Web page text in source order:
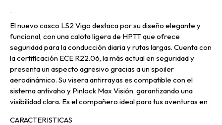
El nuevo casco LS2 Vigo destaca por su diseño elegante y
funcional, con una calota ligera de HPTT que ofrece
seguridad para la conducción diaria y rutas largas. Cuenta con
la certificación ECE R22.06, la más actual en seguridad y
presenta un aspecto agresivo gracias a un spoiler
aerodinámico. Su visera antirrayas es compatible con el
sistema antivaho y Pinlock Max Visión, garantizando una
visibilidad clara. Es el compañero ideal para tus aventuras en
CARACTERISTICAS